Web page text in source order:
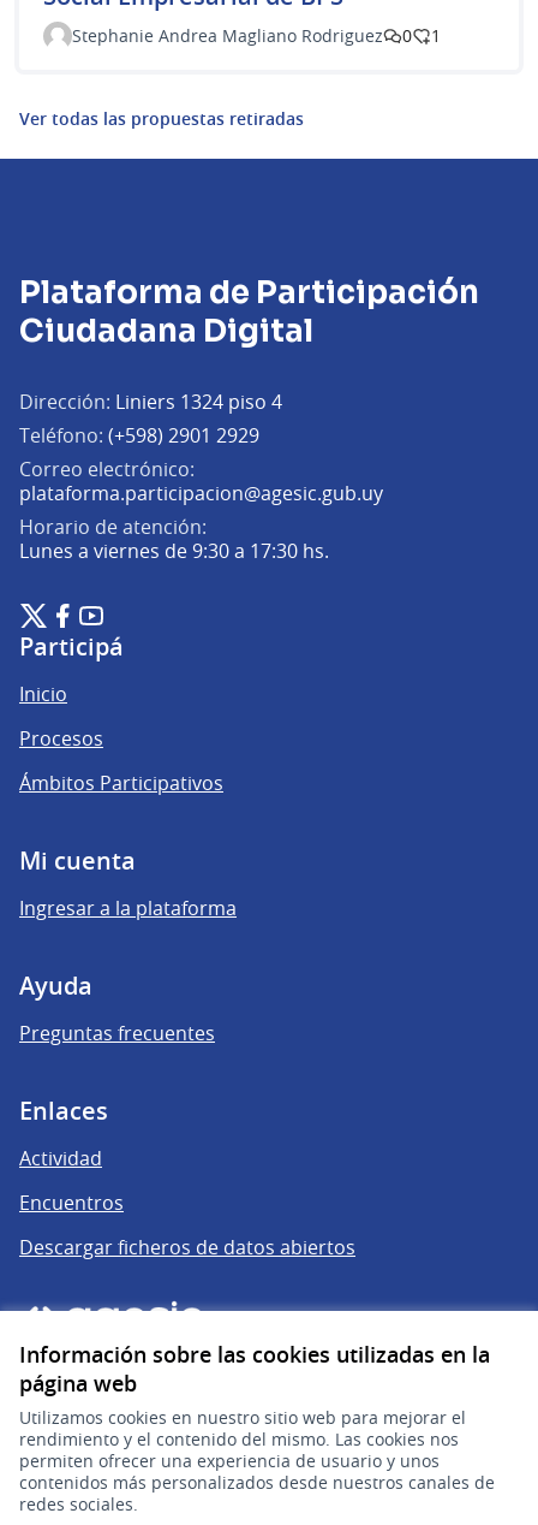
Información sobre las cookies utilizadas en la
página web
Utilizamos cookies en nuestro sitio web para mejorar el
rendimiento y el contenido del mismo. Las cookies nos
permiten ofrecer una experiencia de usuario y unos
contenidos más personalizados desde nuestros canales de
redes sociales.
Stephanie Andrea Magliano Rodriguez 0 1
Ver todas las propuestas retiradas
Plataforma de Participación
Ciudadana Digital
Dirección: Liniers 1324 piso 4
Teléfono: (+598) 2901 2929
Correo electrónico:
plataforma.participacion@agesic.gub.uy(Abrir en una
Horario de atención:
Lunes a viernes de 9:30 a 17:30 hs.
Plataforma de Participación Ciudadana Digital en X
(Enlace externo)
Plataforma de Participación Ciudadana Digital en Facebook
(Enlace externo)
Plataforma de Participación Ciudadana Digital en
(Enlace externo)
Participá
Inicio
Procesos
Ámbitos Participativos
Mi cuenta
Ingresar a la plataforma
Ayuda
Preguntas frecuentes
Enlaces
Actividad
Encuentros
Descargar ficheros de datos abiertos
gub.uy
(Enlace externo)